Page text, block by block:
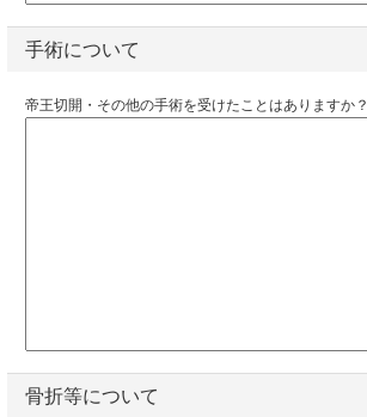
手術について
帝王切開・その他の手術を受けたことはありますか？
骨折等について